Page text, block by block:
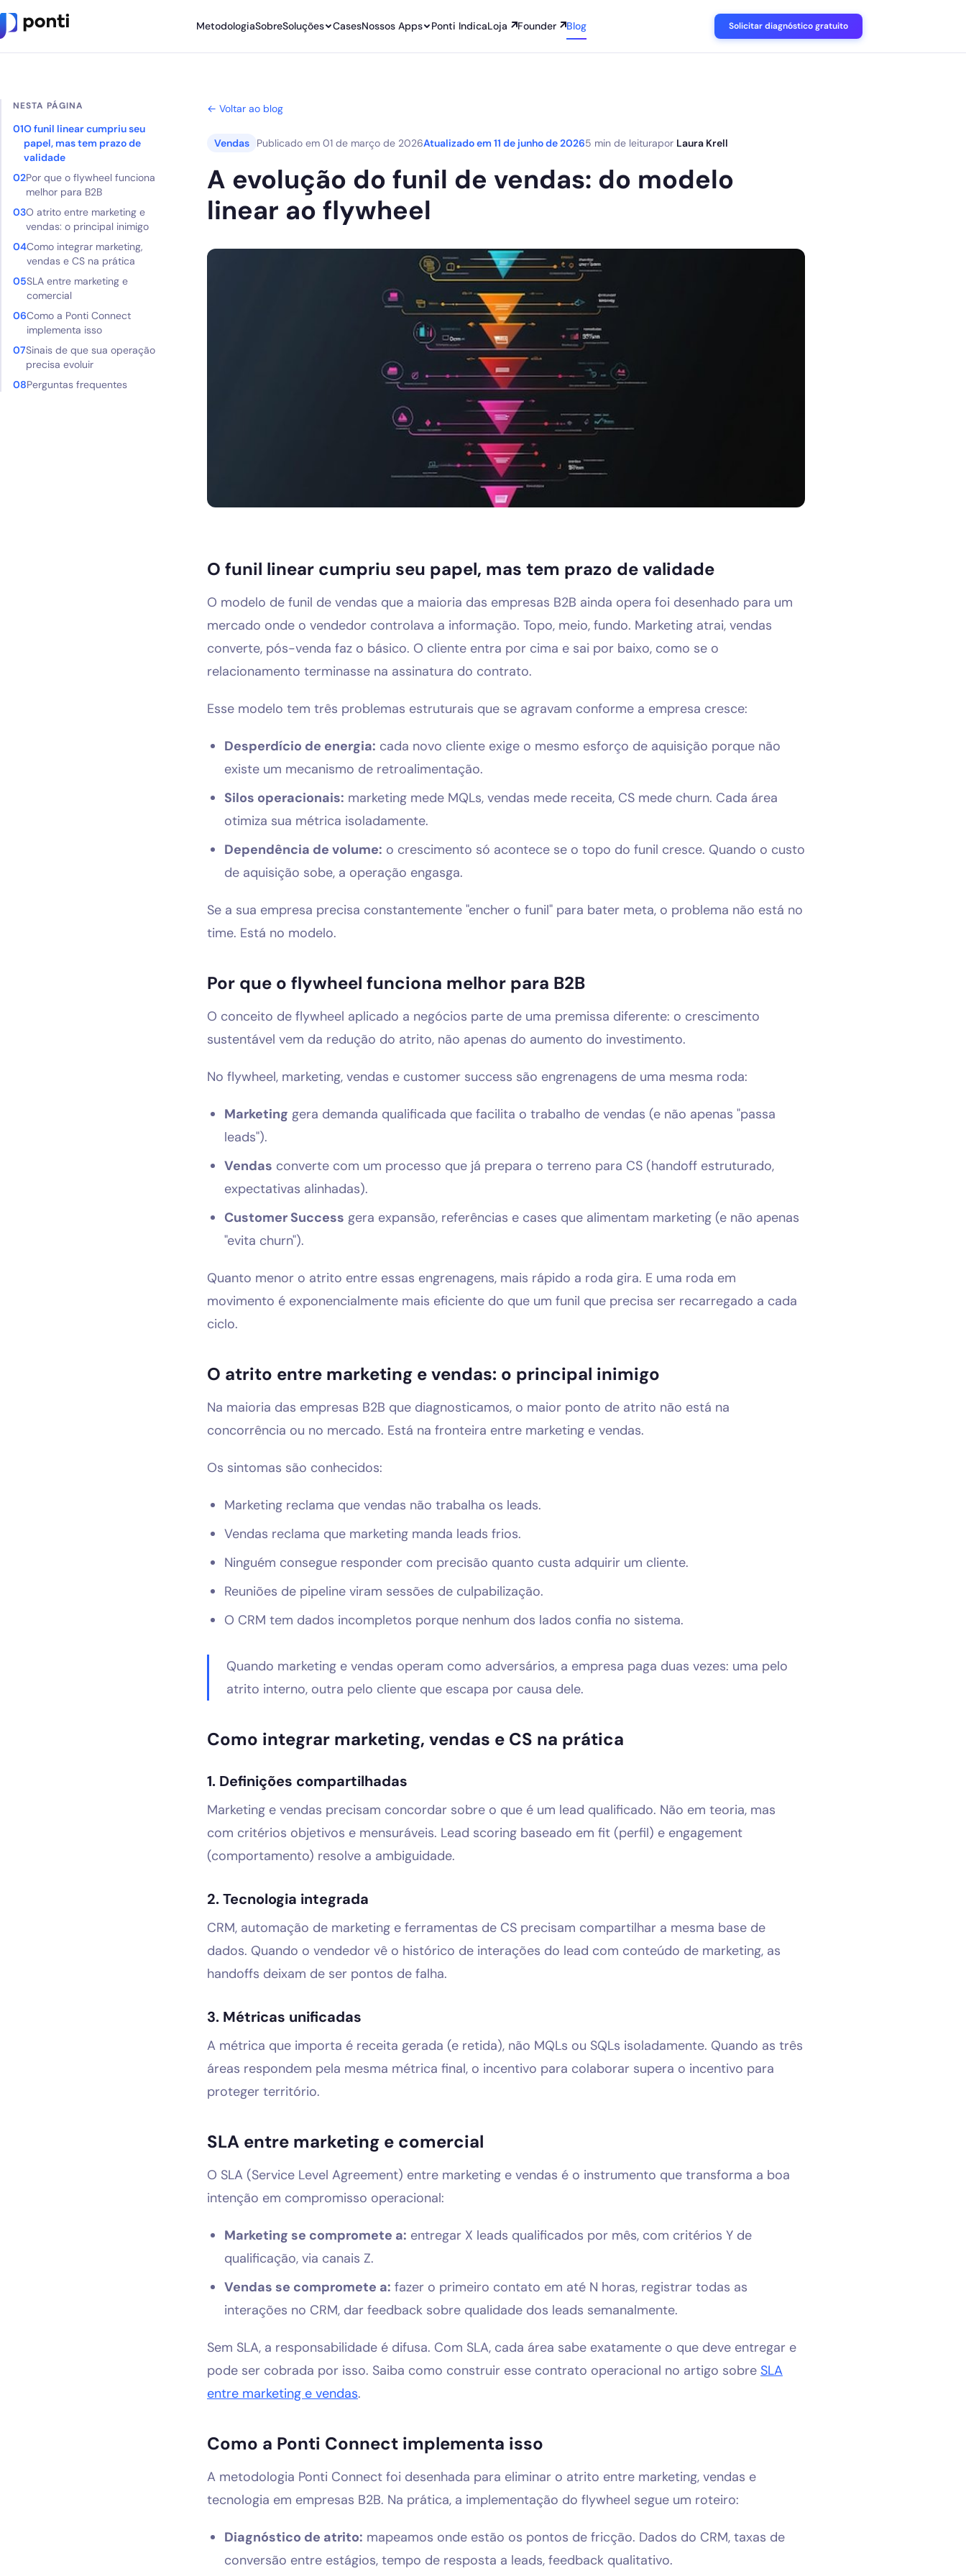
MetodologiaSobreSoluções CasesNossos Apps Ponti IndicaLoja Founder Blog Solicitar diagnóstico gratuito
Sobre
Soluções
Nossos Apps
Ponti Indica
Loja
Founder
Blog
Solicitar diagnóstico gratuito
← Voltar ao blog
Vendas Publicado em 01 de março de 2026Atualizado em11 de junho de 20265 min de leiturapor Laura Krell
A evolução do funil de vendas: do modelo
linear ao flywheel
NESTA PÁGINA
O funil linear cumpriu seu
papel, mas tem prazo de
validade
Por que o flywheel funciona
melhor para B2B
O atrito entre marketing e
vendas: o principal inimigo
Como integrar marketing,
vendas e CS na prática
SLA entre marketing e
comercial
Como a Ponti Connect
implementa isso
Sinais de que sua operação
precisa evoluir
Perguntas frequentes
O funil linear cumpriu seu papel, mas tem prazo de validade
O modelo de funil de vendas que a maioria das empresas B2B ainda opera foi desenhado para um
mercado onde o vendedor controlava a informação. Topo, meio, fundo. Marketing atrai, vendas
converte, pós-venda faz o básico. O cliente entra por cima e sai por baixo, como se o
relacionamento terminasse na assinatura do contrato.
Esse modelo tem três problemas estruturais que se agravam conforme a empresa cresce:
Desperdício de energia: cada novo cliente exige o mesmo esforço de aquisição porque não
existe um mecanismo de retroalimentação.
Silos operacionais: marketing mede MQLs, vendas mede receita, CS mede churn. Cada área
otimiza sua métrica isoladamente.
Dependência de volume: o crescimento só acontece se o topo do funil cresce. Quando o custo
de aquisição sobe, a operação engasga.
Se a sua empresa precisa constantemente "encher o funil" para bater meta, o problema não está no
time. Está no modelo.
Por que o flywheel funciona melhor para B2B
O conceito de flywheel aplicado a negócios parte de uma premissa diferente: o crescimento
sustentável vem da redução do atrito, não apenas do aumento do investimento.
No flywheel, marketing, vendas e customer success são engrenagens de uma mesma roda:
Marketing gera demanda qualificada que facilita o trabalho de vendas (e não apenas "passa
leads").
Vendas converte com um processo que já prepara o terreno para CS (handoff estruturado,
expectativas alinhadas).
Customer Success gera expansão, referências e cases que alimentam marketing (e não apenas
"evita churn").
Quanto menor o atrito entre essas engrenagens, mais rápido a roda gira. E uma roda em
movimento é exponencialmente mais eficiente do que um funil que precisa ser recarregado a cada
ciclo.
O atrito entre marketing e vendas: o principal inimigo
Na maioria das empresas B2B que diagnosticamos, o maior ponto de atrito não está na
concorrência ou no mercado. Está na fronteira entre marketing e vendas.
Os sintomas são conhecidos:
Marketing reclama que vendas não trabalha os leads.
Vendas reclama que marketing manda leads frios.
Ninguém consegue responder com precisão quanto custa adquirir um cliente.
Reuniões de pipeline viram sessões de culpabilização.
O CRM tem dados incompletos porque nenhum dos lados confia no sistema.
Quando marketing e vendas operam como adversários, a empresa paga duas vezes: uma pelo
atrito interno, outra pelo cliente que escapa por causa dele.
Como integrar marketing, vendas e CS na prática
1. Definições compartilhadas
Marketing e vendas precisam concordar sobre o que é um lead qualificado. Não em teoria, mas
com critérios objetivos e mensuráveis. Lead scoring baseado em fit (perfil) e engagement
(comportamento) resolve a ambiguidade.
2. Tecnologia integrada
CRM, automação de marketing e ferramentas de CS precisam compartilhar a mesma base de
dados. Quando o vendedor vê o histórico de interações do lead com conteúdo de marketing, as
handoffs deixam de ser pontos de falha.
3. Métricas unificadas
A métrica que importa é receita gerada (e retida), não MQLs ou SQLs isoladamente. Quando as três
áreas respondem pela mesma métrica final, o incentivo para colaborar supera o incentivo para
proteger território.
SLA entre marketing e comercial
O SLA (Service Level Agreement) entre marketing e vendas é o instrumento que transforma a boa
intenção em compromisso operacional:
Marketing se compromete a: entregar X leads qualificados por mês, com critérios Y de
qualificação, via canais Z.
Vendas se compromete a: fazer o primeiro contato em até N horas, registrar todas as
interações no CRM, dar feedback sobre qualidade dos leads semanalmente.
Sem SLA, a responsabilidade é difusa. Com SLA, cada área sabe exatamente o que deve entregar e
pode ser cobrada por isso. Saiba como construir esse contrato operacional no artigo sobre SLA
entre marketing e vendas.
Como a Ponti Connect implementa isso
A metodologia Ponti Connect foi desenhada para eliminar o atrito entre marketing, vendas e
tecnologia em empresas B2B. Na prática, a implementação do flywheel segue um roteiro:
Diagnóstico de atrito: mapeamos onde estão os pontos de fricção. Dados do CRM, taxas de
conversão entre estágios, tempo de resposta a leads, feedback qualitativo.